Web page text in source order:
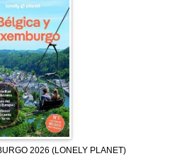
2026 (LONELY PLANET)